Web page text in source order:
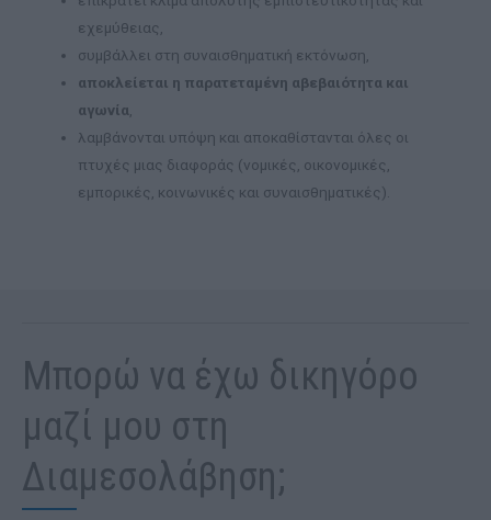
εχεμύθειας,
συμβάλλει στη συναισθηματική εκτόνωση,
αποκλείεται η παρατεταμένη αβεβαιότητα και
αγωνία
λαμβάνονται υπόψη και αποκαθίστανται όλες οι
πτυχές μιας διαφοράς (νομικές, οικονομικές,
εμπορικές, κοινωνικές και συναισθηματικές).
Μπορώ να έχω δικηγόρο
μαζί μου στη
Διαμεσολάβηση;